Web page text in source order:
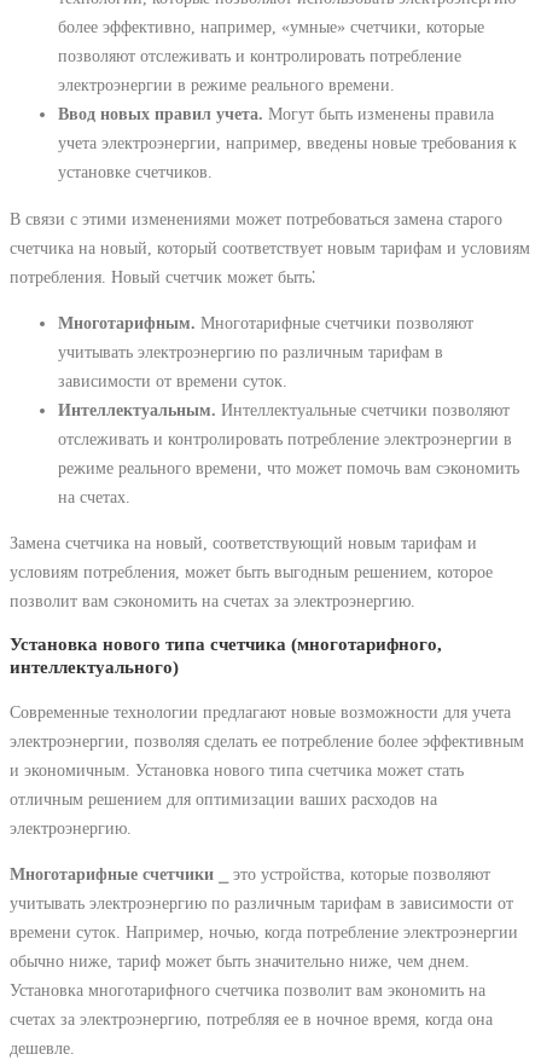
более эффективно, например, «умные» счетчики, которые
позволяют отслеживать и контролировать потребление
электроэнергии в режиме реального времени.
Ввод новых правил учета. Могут быть изменены правила
учета электроэнергии, например, введены новые требования к
установке счетчиков.
В связи с этими изменениями может потребоваться замена старого
счетчика на новый, который соответствует новым тарифам и условиям
потребления. Новый счетчик может быть⁚
Многотарифным. Многотарифные счетчики позволяют
учитывать электроэнергию по различным тарифам в
зависимости от времени суток.
Интеллектуальным. Интеллектуальные счетчики позволяют
отслеживать и контролировать потребление электроэнергии в
режиме реального времени, что может помочь вам сэкономить
на счетах.
Замена счетчика на новый, соответствующий новым тарифам и
условиям потребления, может быть выгодным решением, которое
позволит вам сэкономить на счетах за электроэнергию.
Установка нового типа счетчика (многотарифного,
интеллектуального)
Современные технологии предлагают новые возможности для учета
электроэнергии, позволяя сделать ее потребление более эффективным
и экономичным. Установка нового типа счетчика может стать
отличным решением для оптимизации ваших расходов на
электроэнергию.
Многотарифные счетчики ⎯ это устройства, которые позволяют
учитывать электроэнергию по различным тарифам в зависимости от
времени суток. Например, ночью, когда потребление электроэнергии
обычно ниже, тариф может быть значительно ниже, чем днем.
Установка многотарифного счетчика позволит вам экономить на
счетах за электроэнергию, потребляя ее в ночное время, когда она
дешевле.